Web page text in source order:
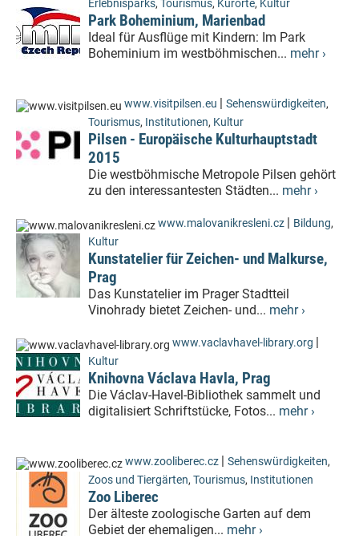
Erlebnisparks, Tourismus, Kurorte, Kultur
Park Boheminium, Marienbad
Ideal für Ausflüge mit Kindern: Im Park
Boheminium im westböhmischen... mehr ›
www.visitpilsen.eu | Sehenswürdigkeiten,
Tourismus, Institutionen, Kultur
Pilsen - Europäische Kulturhauptstadt
2015
Die westböhmische Metropole Pilsen gehört
zu den interessantesten Städten... mehr ›
www.malovanikresleni.cz | Bildung,
Kultur
Kunstatelier für Zeichen- und Malkurse,
Prag
Das Kunstatelier im Prager Stadtteil
Vinohrady bietet Zeichen- und... mehr ›
www.vaclavhavel-library.org |
Kultur
Knihovna Václava Havla, Prag
Die Václav-Havel-Bibliothek sammelt und
digitalisiert Schriftstücke, Fotos... mehr ›
www.zooliberec.cz | Sehenswürdigkeiten,
Zoos und Tiergärten, Tourismus, Institutionen
Zoo Liberec
Der älteste zoologische Garten auf dem
Gebiet der ehemaligen... mehr ›